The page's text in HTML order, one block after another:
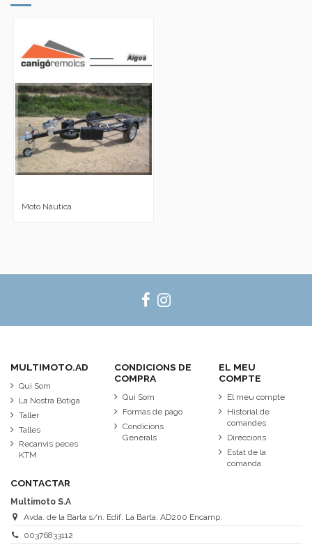
Moto Nàutica
MULTIMOTO.AD
Qui Som
La Nostra Botiga
Taller
Talles
Recanvis peces
KTM
CONDICIONS DE
COMPRA
Qui Som
Formas de pago
Condicions
Generals
EL MEU
COMPTE
El meu compte
Historial de
comandes
Direccions
Estat de la
comanda
CONTACTAR
Multimoto S.A
Avda. de la Barta s/n. Edif. La Barta. AD200 Encamp.
00376833112